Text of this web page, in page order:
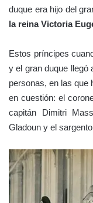
duque era hijo del
la reina Victoria
Estos príncipes
y el gran duque llegó
personas, en las que
en cuestión: el
capitán Dimitri
Gladoun y el